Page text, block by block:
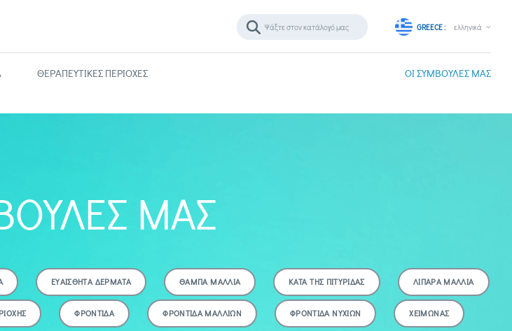
GREECE : ελληνικά
ΘΕΡΑΠΕΥΤΙΚΕΣ ΠΕΡΙΟΧΕΣ ΟΙ ΣΥΜΒΟΥΛΕΣ ΜΑΣ
ΜΑΣ
ΕΥΑΙΣΘΗΤΑ ΔΕΡΜΑΤΑ ΘΑΜΠΑ ΜΑΛΛΙΑ ΚΑΤΑ ΤΗΣ ΠΙΤΥΡΙΔΑΣ ΛΙΠΑΡΑ ΜΑΛΛΙΑ
ΦΡΟΝΤΙΔΑ ΦΡΟΝΤΙΔΑ ΜΑΛΛΙΩΝ ΦΡΟΝΤΙΔΑ ΝΥΧΙΩΝ ΧΕΙΜΩΝΑΣ